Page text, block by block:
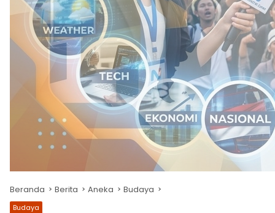
Beranda Berita Aneka Budaya
Budaya